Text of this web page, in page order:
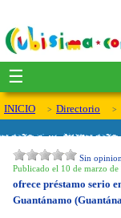
☰
INICIO Directorio
Sin
Publicado el 10 de marzo de
ofrece préstamo serio
Guantánamo